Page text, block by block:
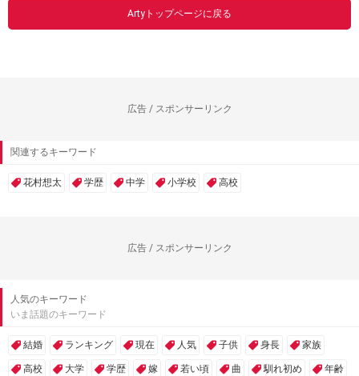
Artyトップページに戻る
広告 / スポンサーリンク
関連するキーワード
花村想太 学歴 中学 小学校 高校
広告 / スポンサーリンク
人気のキーワード
いま話題のキーワード
結婚 ランキング 現在 人気 子供 身長 家族
高校 大学 学歴 嫁 若い頃 曲 馴れ初め 年齢